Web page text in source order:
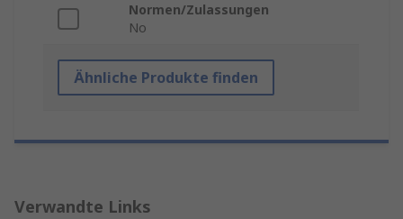
Normen/Zulassungen
No
Ähnliche Produkte finden
Verwandte Links